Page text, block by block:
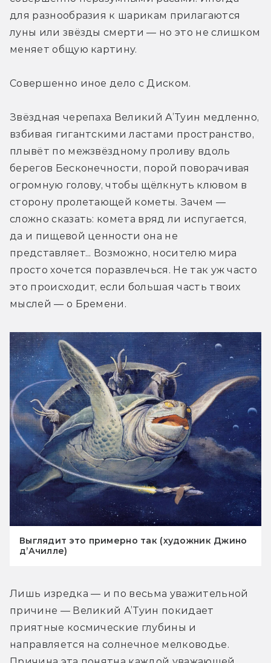
для разнообразия к шарикам прилагаются
луны или звёзды смерти — но это не слишком
меняет общую картину.
Совершенно иное дело с Диском.
Звёздная черепаха Великий А’Туин медленно,
взбивая гигантскими ластами пространство,
плывёт по межзвёздному проливу вдоль
берегов Бесконечности, порой поворачивая
огромную голову, чтобы щёлкнуть клювом в
сторону пролетающей кометы. Зачем —
сложно сказать: комета вряд ли испугается,
да и пищевой ценности она не
представляет... Возможно, носителю мира
просто хочется поразвлечься. Не так уж часто
это происходит, если большая часть твоих
мыслей — о Бремени.
Выглядит это примерно так (художник Джино
д’Ачилле)
Лишь изредка — и по весьма уважительной
причине — Великий А’Туин покидает
приятные космические глубины и
направляется на солнечное мелководье.